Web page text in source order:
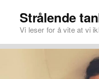
Strålende
Vi leser for å vite at vi